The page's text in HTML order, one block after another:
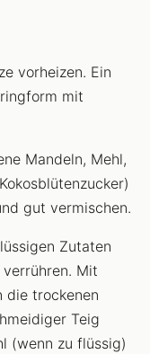
vorheizen. Ein
mit
Mandeln, Mehl,
gut vermischen.
Zutaten
verrühren. Mit
die trockenen
Teig
(wenn zu flüssig)